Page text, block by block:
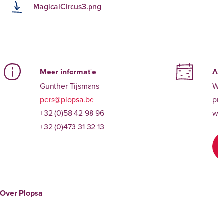
MagicalCircus3.png
Meer informatie
Gunther Tijsmans
pers@plopsa.be
+32 (0)58 42 98 96
+32 (0)473 31 32 13
Over Plopsa